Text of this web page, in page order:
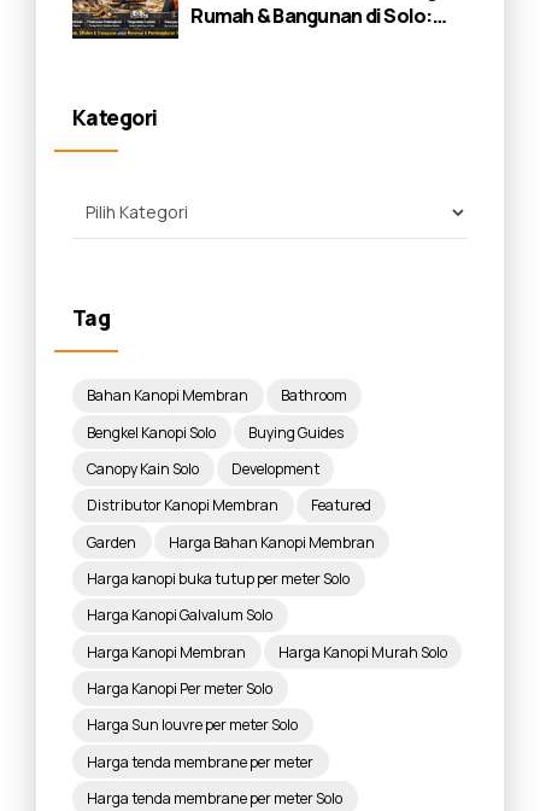
Rumah & Bangunan di Solo:
Kategori
Tag
Bahan Kanopi Membran
Bathroom
Bengkel Kanopi Solo
Buying Guides
Canopy Kain Solo
Development
Distributor Kanopi Membran
Featured
Garden
Harga Bahan Kanopi Membran
Harga kanopi buka tutup per meter Solo
Harga Kanopi Galvalum Solo
Harga Kanopi Membran
Harga Kanopi Murah Solo
Harga Kanopi Per meter Solo
Harga Sun louvre per meter Solo
Harga tenda membrane per meter
Harga tenda membrane per meter Solo